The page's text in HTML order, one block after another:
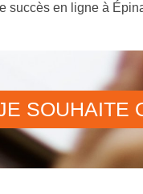
succès en ligne à
SOUHAITE